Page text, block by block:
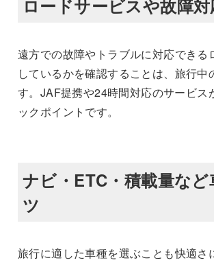
ロードサービスや故障
遠方での故障やトラブルに対応できる
しているかを確認することは、旅行
す。JAF提携や24時間対応のサービス
ックポイントです。
ナビ・ETC・積載量な
ツ
旅行に適した車種を選ぶことも快適さ